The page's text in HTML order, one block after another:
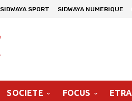
SIDWAYA SPORT SIDWAYA NUMERIQUE
SOCIETE FOCUS